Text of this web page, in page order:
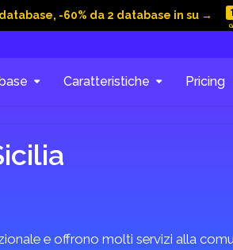
-60% da 2 database in su → 1
Caratteristiche Pricing
e offrono molti servizi alla